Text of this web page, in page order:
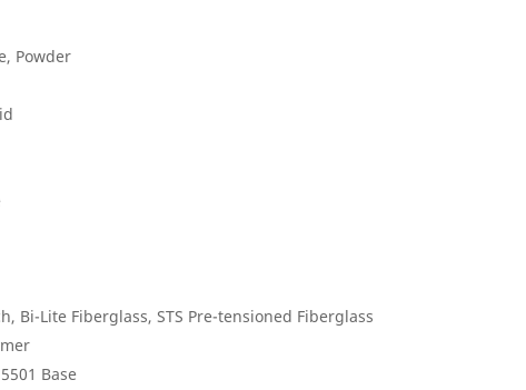
Powder
Bi-Lite Fiberglass, STS Pre-tensioned Fiberglass
Base